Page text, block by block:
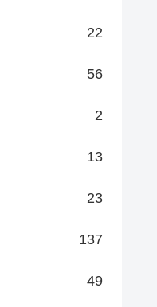
22
56
2
13
23
137
49